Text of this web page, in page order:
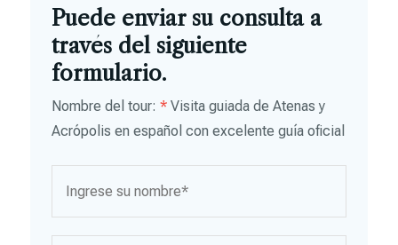
Puede enviar su consulta a
través del siguiente
formulario.
Nombre del tour: * Visita guiada de Atenas y
Acrópolis en español con excelente guía oficial